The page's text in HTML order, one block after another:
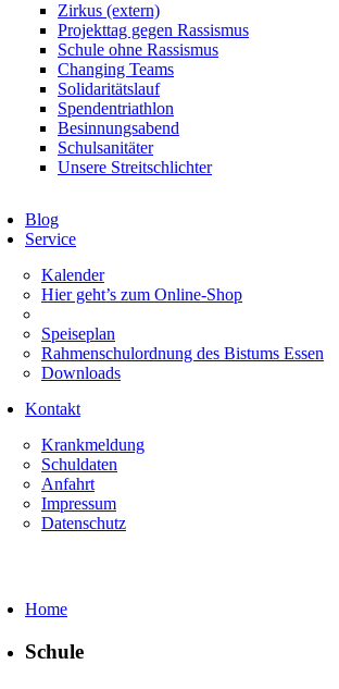
Zirkus (extern)
Projekttag gegen Rassismus
Schule ohne Rassismus
Changing Teams
Solidaritätslauf
Spendentriathlon
Besinnungsabend
Schulsanitäter
Unsere Streitschlichter
Blog
Service
Kalender
Hier geht’s zum Online-Shop
Speiseplan
Rahmenschulordnung des Bistums Essen
Downloads
Kontakt
Krankmeldung
Schuldaten
Anfahrt
Impressum
Datenschutz
Home
Schule